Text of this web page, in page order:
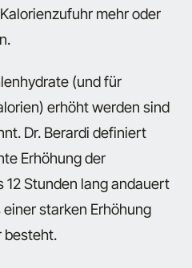
mehr oder
(und für
erhöht werden sind
Dr. Berardi definiert
Erhöhung der
12 Stunden lang andauert
starken Erhöhung
besteht.